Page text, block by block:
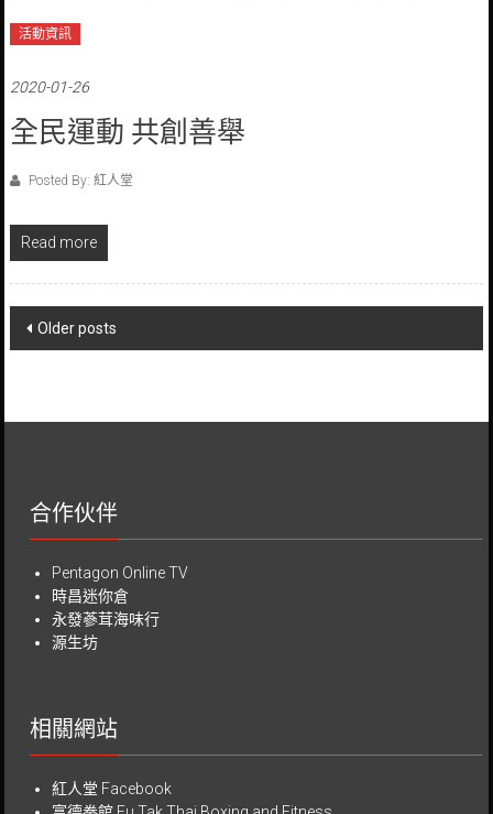
活動資訊
2020-01-26
全民運動 共創善舉
Posted By: 紅人堂
Read more
Posts
Older posts
合作伙伴
Pentagon Online TV
時昌迷你倉
永發蔘茸海味行
源生坊
相關網站
紅人堂 Facebook